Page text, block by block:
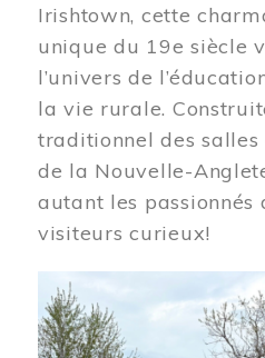
Irishtown, cette
unique du 19e siècle
l’univers de
la vie rurale.
traditionnel des
de la Nouvelle-
autant les passionnés
visiteurs curieux!
Image